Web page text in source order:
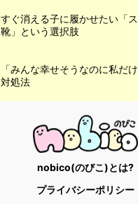
すぐ消える子に履かせたい「
靴」という選択肢
「みんな幸せそうなのに私だ
対処法
nobico(のびこ)とは?
プライバシーポリシー